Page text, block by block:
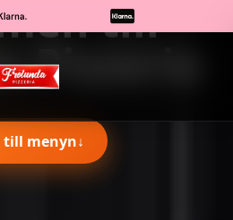
till
Pizzeria
till menyn↓